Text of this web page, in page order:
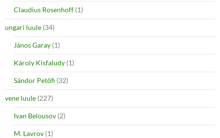
Claudius Rosenhoff (1)
ungari luule (34)
János Garay (1)
Károly Kisfaludy (1)
Sándor Petőfi (32)
vene luule (227)
Ivan Belousov (2)
M. Lavrov (1)